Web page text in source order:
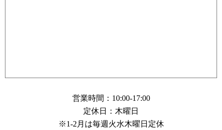
営業時間：10:00-17:00
定休日：木曜日
※1-2月は毎週火水木曜日定休